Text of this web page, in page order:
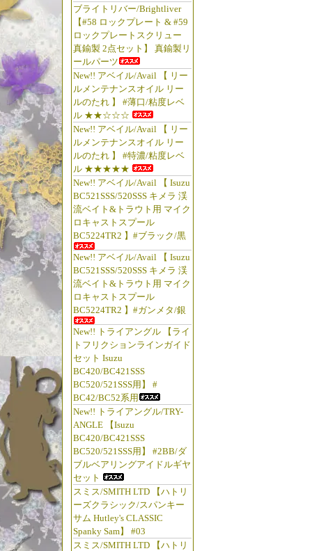
ブライトリバー/Brightliver
【#58 ロックプレート & #59
ロックプレートスクリュー
真鍮製 2点セット】 真鍮製リ
ールパーツ
New!! アベイル/Avail 【 リー
ルメンテナンスオイル リー
ルのたれ 】 #薄口/粘度レベ
ル ★★☆☆☆
New!! アベイル/Avail 【 リー
ルメンテナンスオイル リー
ルのたれ 】 #特濃/粘度レベ
ル ★★★★★
New!! アベイル/Avail 【 Isuzu
BC521SSS/520SSS キメラ 渓
流ベイト&トラウト用 マイク
ロキャストスプール
BC5224TR2 】#ブラック/黒
New!! アベイル/Avail 【 Isuzu
BC521SSS/520SSS キメラ 渓
流ベイト&トラウト用 マイク
ロキャストスプール
BC5224TR2 】#ガンメタ/銀
New!! トライアングル 【ライ
トフリクションラインガイド
セット Isuzu
BC420/BC421SSS
BC520/521SSS用】 #
BC42/BC52系用
New!! トライアングル/TRY-
ANGLE 【Isuzu
BC420/BC421SSS
BC520/521SSS用】 #2BB/ダ
ブルベアリングアイドルギヤ
セット
スミス/SMITH LTD 【ハトリ
ーズクラシック/スパンキー
サム Hutley's CLASSIC
Spanky Sam】 #03
スミス/SMITH LTD 【ハトリ